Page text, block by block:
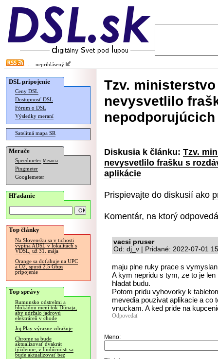
neprihlásený
DSL pripojenie
Ceny DSL
Dostupnosť DSL
Fórum o DSL
Výsledky meraní
Satelitná mapa SR
Merače
Speedmeter Merania
Pingmeter
Googlemeter
Hľadanie
Top články
Na Slovensku sa v tichosti
vypína ADSL v lokalitách s
VDSL, už 31. mája
Orange sa doťahuje na UPC
a O2, spustí 2.5 Gbps
pripojenie
Top správy
Rumunsko odstrelmi a
blokádou mení tok Dunaja,
aby udržalo jadrovú
elektráreň v chode
Joj Play výrazne zdražuje
Chrome sa bude
aktualizovať dvakrát
týždenne, v budúcnosti sa
bude aktualizovať bez
Tzv.
nevysvetlilo
Diskusia k článku: Tzv.
nevysvetlilo frašku s
aplikácie
Prispievajte do diskusií ako
Komentár, na ktorý
vacsi pruser
Od: dj_v | Pridané: 2022-07-01
maju plne ruky prace s
A kym nepridu s tym, ze to je
hladat budu.
Potom pridu vyhovorky k
mevedia pouzivat aplikacie a co
vnuckam. A ked pride na
Odpovedať
Meno: